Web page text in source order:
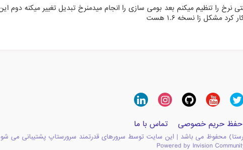
را تنظیم میکنم بعد بومی سازی را انجام میدمنرخ تبدیل تغییر میکنه دوم
مشکل زا نسخه ۱.۶ هست
حریم خصوصی تماس با ما
محفوظ می باشد | این سایت توسط سرورهای قدرتمند سرورستاپ پشتیبانی می
Powered by Invision